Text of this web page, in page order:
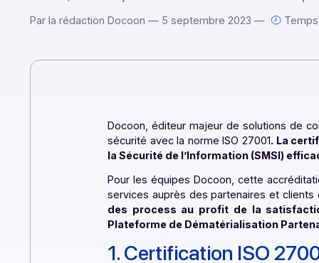
Docoon, éditeur majeur de solutions de confiance
Docoon, éditeur majeur de
sécurité avec la norme ISO 27001.
la Sécurité de l’Information
Pour les équipes Docoon, cette
des process au profit de la